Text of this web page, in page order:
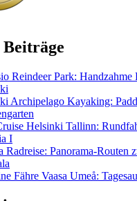
Beiträge
Reindeer Park: Handzahme
Archipelago Kayaking:
Helsinki Tallinn:
I
Radreise: Panorama-
Fähre Vaasa Umeå: